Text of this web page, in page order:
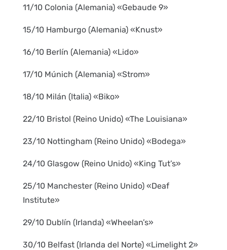
11/10 Colonia (Alemania) «Gebaude 9»
15/10 Hamburgo (Alemania) «Knust»
16/10 Berlín (Alemania) «Lido»
17/10 Múnich (Alemania) «Strom»
18/10 Milán (Italia) «Biko»
22/10 Bristol (Reino Unido) «The Louisiana»
23/10 Nottingham (Reino Unido) «Bodega»
24/10 Glasgow (Reino Unido) «King Tut’s»
25/10 Manchester (Reino Unido) «Deaf
Institute»
29/10 Dublín (Irlanda) «Wheelan’s»
30/10 Belfast (Irlanda del Norte) «Limelight 2»